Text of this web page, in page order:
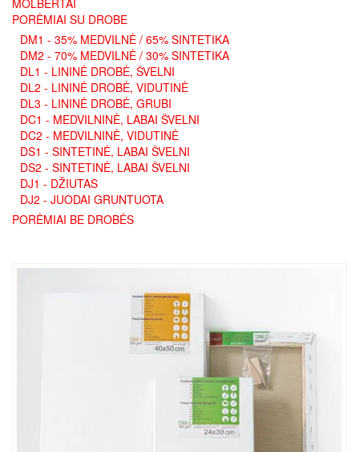
MOLBERTAI
PORĖMIAI SU DROBE
DM1 - 35% MEDVILNĖ / 65% SINTETIKA
DM2 - 70% MEDVILNĖ / 30% SINTETIKA
DL1 - LININĖ DROBĖ, ŠVELNI
DL2 - LININĖ DROBĖ, VIDUTINĖ
DL3 - LININĖ DROBĖ, GRUBI
DC1 - MEDVILNINĖ, LABAI ŠVELNI
DC2 - MEDVILNINĖ, VIDUTINĖ
DS1 - SINTETINĖ, LABAI ŠVELNI
DS2 - SINTETINĖ, LABAI ŠVELNI
DJ1 - DŽIUTAS
DJ2 - JUODAI GRUNTUOTA
PORĖMIAI BE DROBĖS